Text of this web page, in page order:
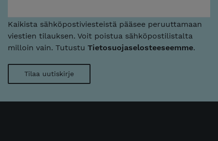
Kaikista sähköpostiviesteistä pääsee peruuttamaan
viestien tilauksen. Voit poistua sähköpostilistalta
milloin vain. Tutustu Tietosuojaselosteeseemme.